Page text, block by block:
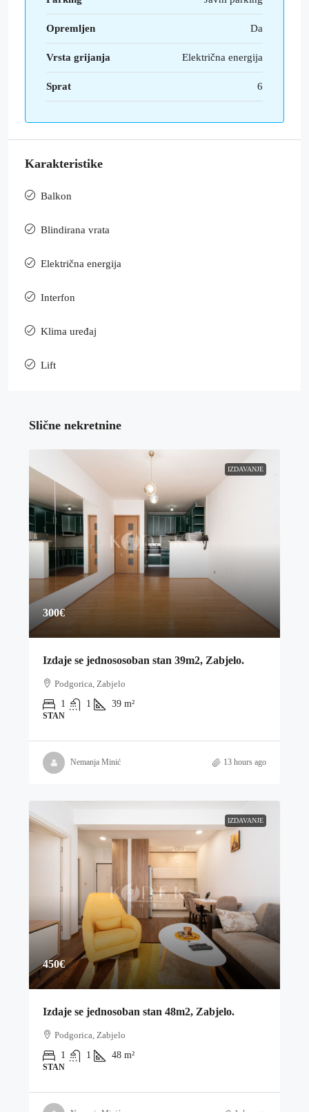
Opremljen Da
Vrsta grijanja Električna energija
Sprat 6
Karakteristike
Balkon
Blindirana vrata
Električna energija
Interfon
Klima uređaj
Lift
Slične nekretnine
IZDAVANJE
300€
Izdaje se jednososoban stan 39m2, Zabjelo.
Podgorica, Zabjelo
1
1 39 m²
STAN
Nemanja Minić 13 hours ago
IZDAVANJE
450€
Izdaje se jednosoban stan 48m2, Zabjelo.
Podgorica, Zabjelo
1
1 48 m²
STAN